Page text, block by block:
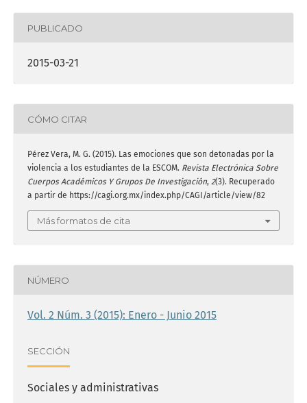
PUBLICADO
2015-03-21
CÓMO CITAR
Pérez Vera, M. G. (2015). Las emociones que son detonadas por la
violencia a los estudiantes de la ESCOM. Revista Electrónica Sobre
Cuerpos Académicos Y Grupos De Investigación, 2(3). Recuperado
a partir de https://cagi.org.mx/index.php/CAGI/article/view/82
Más formatos de cita
NÚMERO
Vol. 2 Núm. 3 (2015): Enero - Junio 2015
SECCIÓN
Sociales y administrativas